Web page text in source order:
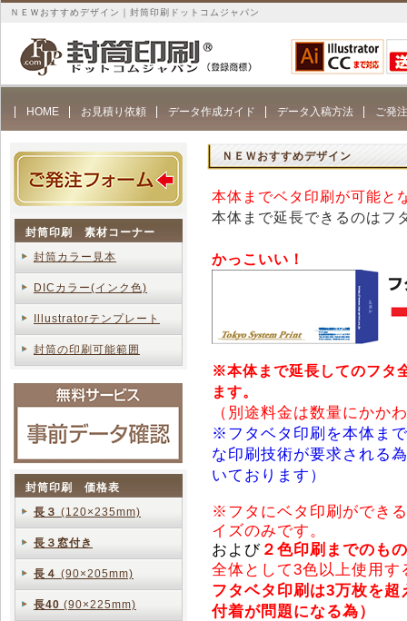
ＮＥＷおすすめデザイン｜封筒印刷ドットコムジャパン
HOME お見積り依頼 データ作成ガイド データ入稿方法 ご発
ＮＥＷおすすめデザイン
本体までベタ印刷が可能と
本体まで延長できるのはフ
かっこいい！
※本体まで延長してのフタ
ます。
（別途料金は数量にかか
※フタベタ印刷を本体ま
な印刷技術が要求される
いております）
※フタにベタ印刷ができ
イズのみです。
および ２色印刷までのもの
全体として3色以上使用
フタベタ印刷は3万枚を
付着が問題になる為）
封筒印刷 素材コーナー
封筒カラー見本
DICカラー(インク色)
Illustratorテンプレート
封筒の印刷可能範囲
封筒印刷 価格表
長３ (120×235mm)
長３窓付き
長４ (90×205mm)
長40 (90×225mm)